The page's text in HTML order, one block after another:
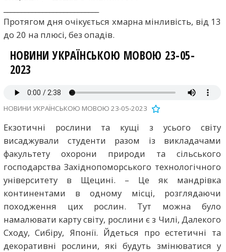
Протягом дня очікується хмарна мінливість, від 13
до 20 на плюсі, без опадів.
НОВИНИ УКРАЇНСЬКОЮ МОВОЮ 23-05-
2023
НОВИНИ УКРАЇНСЬКОЮ МОВОЮ 23-05-2023
Екзотичні рослини та кущі з усього світу
висаджували студенти разом із викладачами
факультету охорони природи та сільського
господарства Західнопоморського технологічного
університету в Щецині. – Це як мандрівка
континентами в одному місці, розглядаючи
походження цих рослин. Тут можна було
намалювати карту світу, рослини є з Чилі, Далекого
Сходу, Сибіру, Японії. Йдеться про естетичні та
декоративні рослини, які будуть змінюватися у